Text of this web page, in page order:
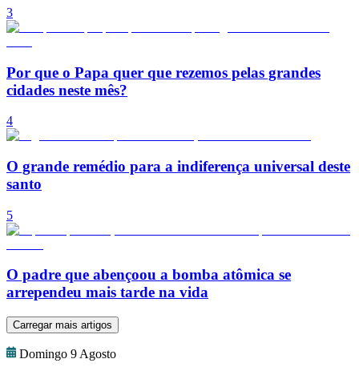
3
Por que o Papa quer que rezemos pelas grandes
cidades neste mês?
4
O grande remédio para a indiferença universal deste
santo
5
O padre que abençoou a bomba atômica se
arrependeu mais tarde na vida
Carregar mais artigos
Domingo 9 Agosto